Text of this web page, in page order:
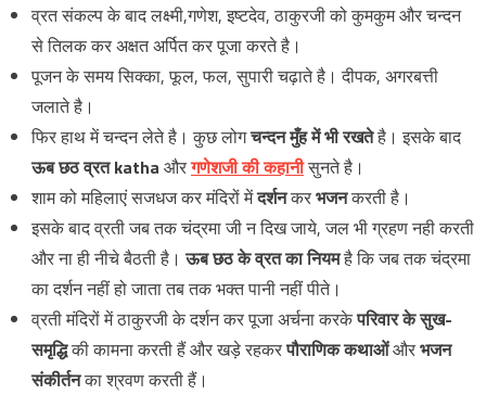
व्रत संकल्प के बाद लक्ष्मी,गणेश, इष्टदेव, ठाकुरजी को कुमकुम और चन्दन
से तिलक कर अक्षत अर्पित कर पूजा करते है।
पूजन के समय सिक्का, फूल, फल, सुपारी चढ़ाते है। दीपक, अगरबत्ती
जलाते है।
फिर हाथ में चन्दन लेते है। कुछ लोगचन्दन मुँह में भी रखतेहै। इसके बाद
ऊब छठव्रत katha औरगणेशजी की कहानीसुनते है।
शाम को महिलाएं सजधज कर मंदिरों मेंदर्शनकरभजनकरती है।
इसके बाद व्रती जब तक चंद्रमा जी न दिख जाये, जल भी ग्रहण नही करती
और ना ही नीचे बैठती है।ऊब छठ के व्रत का नियमहै कि जब तक चंद्रमा
का दर्शन नहीं हो जाता तब तक भक्त पानी नहीं पीते।
व्रती मंदिरों में ठाकुरजी के दर्शन कर पूजा अर्चना करकेपरिवार के सुख-
समृद्धिकी कामना करती हैं और खड़े रहकरपौराणिक कथाओंऔरभजन
संकीर्तनका श्रवण करती हैं।